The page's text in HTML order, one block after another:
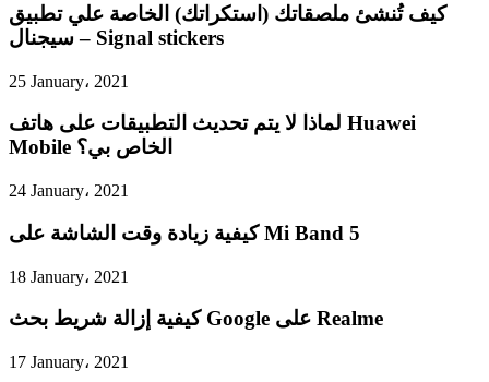
كيف تُنشئ ملصقاتك (استكراتك) الخاصة علي تطبيق
سيجنال – Signal stickers
25 January، 2021
لماذا لا يتم تحديث التطبيقات على هاتف Huawei
Mobile الخاص بي؟
24 January، 2021
كيفية زيادة وقت الشاشة على Mi Band 5
18 January، 2021
كيفية إزالة شريط بحث Google على Realme
17 January، 2021